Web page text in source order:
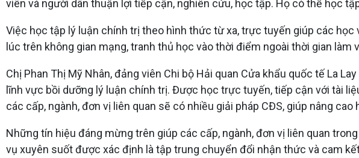
viên và người dân thuận lợi tiếp cận, nghiên cứu, học tập. Họ có thể học
Việc học tập lý luận chính trị theo hình thức từ xa, trực tuyến giúp các
lúc trên không gian mạng, tranh thủ học vào thời điểm ngoài thời gian làm
Chị Phan Thị Mỹ Nhân, đảng viên Chi bộ Hải quan Cửa khẩu quốc tế La
lĩnh vực bồi dưỡng lý luận chính trị. Được học trực tuyến, tiếp cận với tài
các cấp, ngành, đơn vị liên quan sẽ có nhiều giải pháp CĐS, giúp nâng
Những tín hiệu đáng mừng trên giúp các cấp, ngành, đơn vị liên quan
vụ xuyên suốt được xác định là tập trung chuyển đổi nhận thức và cam